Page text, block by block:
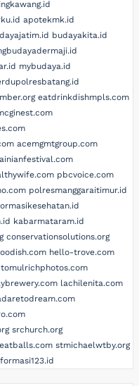
apotekmk.id
budayakita.id
mybudaya.id
eatdrinkdishmpls.com
acemgmtgroup.com
pbcvoice.com
polresmanggaraitimur.id
kabarmataram.id
conservationsolutions.org
hello-trove.com
tomulrichphotos.com
lachilenita.com
srchurch.org
stmichaelwtby.org